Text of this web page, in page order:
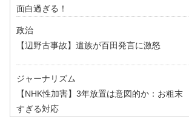
面白過ぎる！
政治
【辺野古事故】遺族が百田発言に激怒
ジャーナリズム
【NHK性加害】3年放置は意図的か：お粗末
すぎる対応